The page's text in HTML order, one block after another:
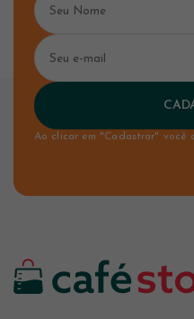
Ao clicar em "Cadastrar" você